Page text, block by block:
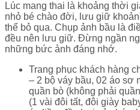
Lúc mang thai là khoảng thời
nhỏ bé chào đời, lưu giữ
thể bỏ qua. Chụp ảnh bầu là
đều nên lưu giữ. Đừng ngần
những bức ảnh đáng nhớ.
Trang phục khách hàng
– 2 bộ váy bầu, 02 áo sơ
quần bò (không phải
(1 vài đôi tất, đôi giày